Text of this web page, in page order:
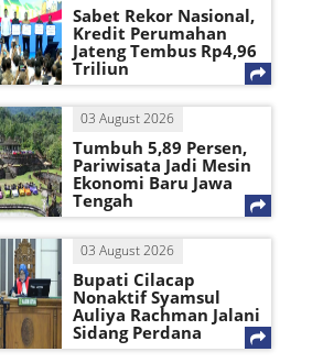
Sabet Rekor Nasional,
Kredit Perumahan
Jateng Tembus Rp4,96
Triliun
03 August 2026
Tumbuh 5,89 Persen,
Pariwisata Jadi Mesin
Ekonomi Baru Jawa
Tengah
03 August 2026
Bupati Cilacap
Nonaktif Syamsul
Auliya Rachman Jalani
Sidang Perdana